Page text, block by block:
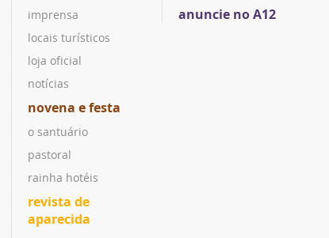
imprensa
locais turísticos
loja oficial
notícias
novena e festa
o santuário
pastoral
rainha hotéis
revista de
aparecida
anuncie no A12